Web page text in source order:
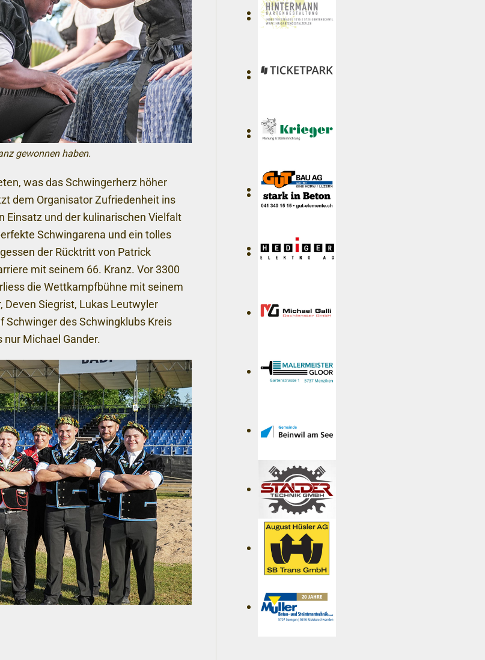
gewonnen haben.
was das Schwingerherz höher
dem Organisator Zufriedenheit ins
Einsatz und der kulinarischen Vielfalt
Schwingarena und ein tolles
der Rücktritt von Patrick
mit seinem 66. Kranz. Vor 3300
die Wettkampfbühne mit seinem
Deven Siegrist, Lukas Leutwyler
Schwinger des Schwingklubs Kreis
Michael Gander.